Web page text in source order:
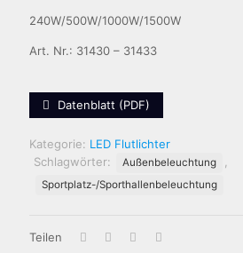
240W/500W/1000W/1500W
Art. Nr.: 31430 – 31433
Datenblatt (PDF)
Kategorie: LED Flutlichter
Schlagwörter:
Außenbeleuchtung
Sportplatz-/Sporthallenbeleuchtung
Teilen